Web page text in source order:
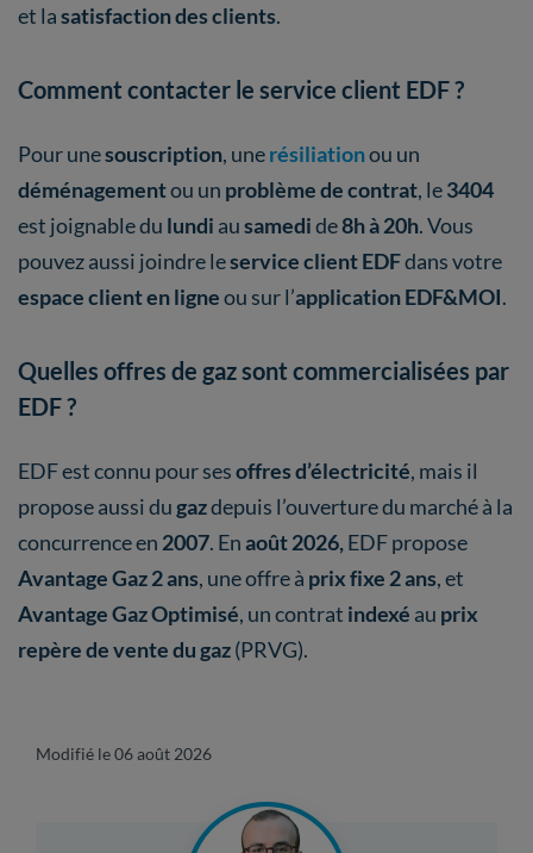
et lasatisfaction des clients.
Comment contacter le service client EDF ?
Pour unesouscription, unerésiliationou un
déménagementou un problème de contrat, le3404
est joignable du lundi ausamedide8h à 20h. Vous
pouvez aussi joindre leservice client EDFdans votre
espace client en ligneou sur l’application EDF&MOI.
Quelles offres de gaz sont commercialisées par
EDF ?
EDF est connu pour sesoffres d’électricité, mais il
propose aussi dugazdepuis l’ouverture du marché à la
concurrence en 2007. Enaoût 2026, EDF propose
Avantage Gaz 2 ans, une offre à prix fixe 2 ans, et
Avantage Gaz Optimisé, un contrat indexé au prix
repère de vente du gaz(PRVG).
Modifié le 06 août 2026